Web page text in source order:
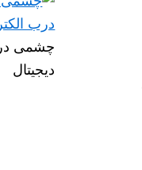
چشمی
دیجیتال